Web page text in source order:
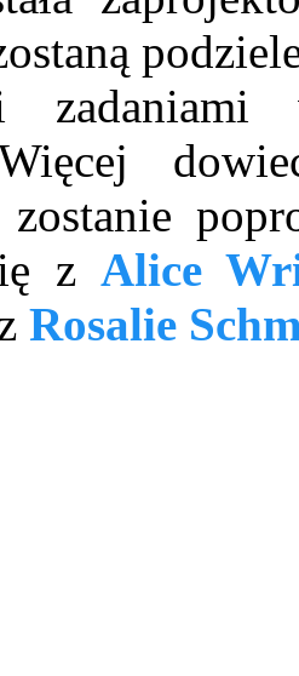
z Alice
Rosalie